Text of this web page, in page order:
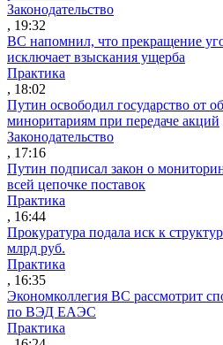
Законодательство
, 19:32
ВС напомнил, что прекращение
исключает взыскания ущерба
Практика
, 18:02
Путин освободил государство от
миноритариям при передаче акций
Законодательство
, 17:16
Путин подписал закон о
всей цепочке поставок
Практика
, 16:44
Прокуратура подала иск к
млрд руб.
Практика
, 16:35
Экономколлегия ВС рассмотрит
по ВЭД ЕАЭС
Практика